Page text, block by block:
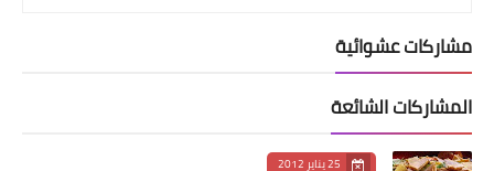
مشاركات عشوائية
المشاركات الشائعة
25 يناير 2012